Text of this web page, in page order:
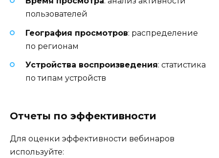
пользователей
География просмотров: распределение
по регионам
Устройства воспроизведения: статистика
по типам устройств
Отчеты по эффективности
Для оценки эффективности вебинаров
используйте: